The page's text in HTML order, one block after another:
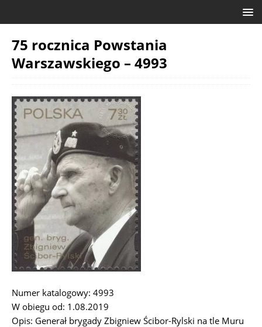
75 rocznica Powstania
Warszawskiego – 4993
Numer katalogowy: 4993
W obiegu od: 1.08.2019
Opis: Generał brygady Zbigniew Ścibor-Rylski na tle Muru